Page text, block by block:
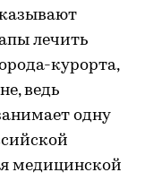
лечить
курорта,
ведь
одну
медицинской